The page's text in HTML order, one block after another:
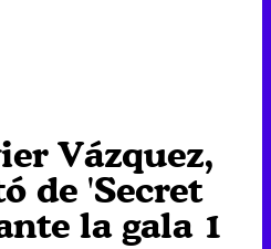
Vázquez,
de 'Secret
la gala 1